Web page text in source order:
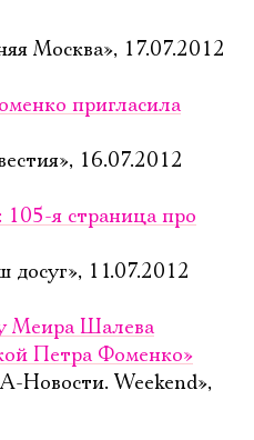
Москва», 17.07.2012
пригласила
16.07.2012
105-я страница про
досуг», 11.07.2012
Меира Шалева
Петра Фоменко»
Новости. Weekend»,